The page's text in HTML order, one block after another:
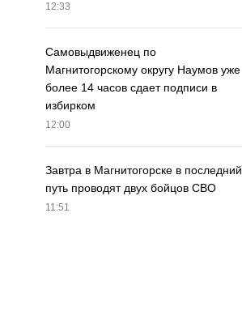
12:33
Самовыдвиженец по
Магнитогорскому округу Наумов уже
более 14 часов сдает подписи в
избирком
12:00
Завтра в Магнитогорске в последний
путь проводят двух бойцов СВО
11:51